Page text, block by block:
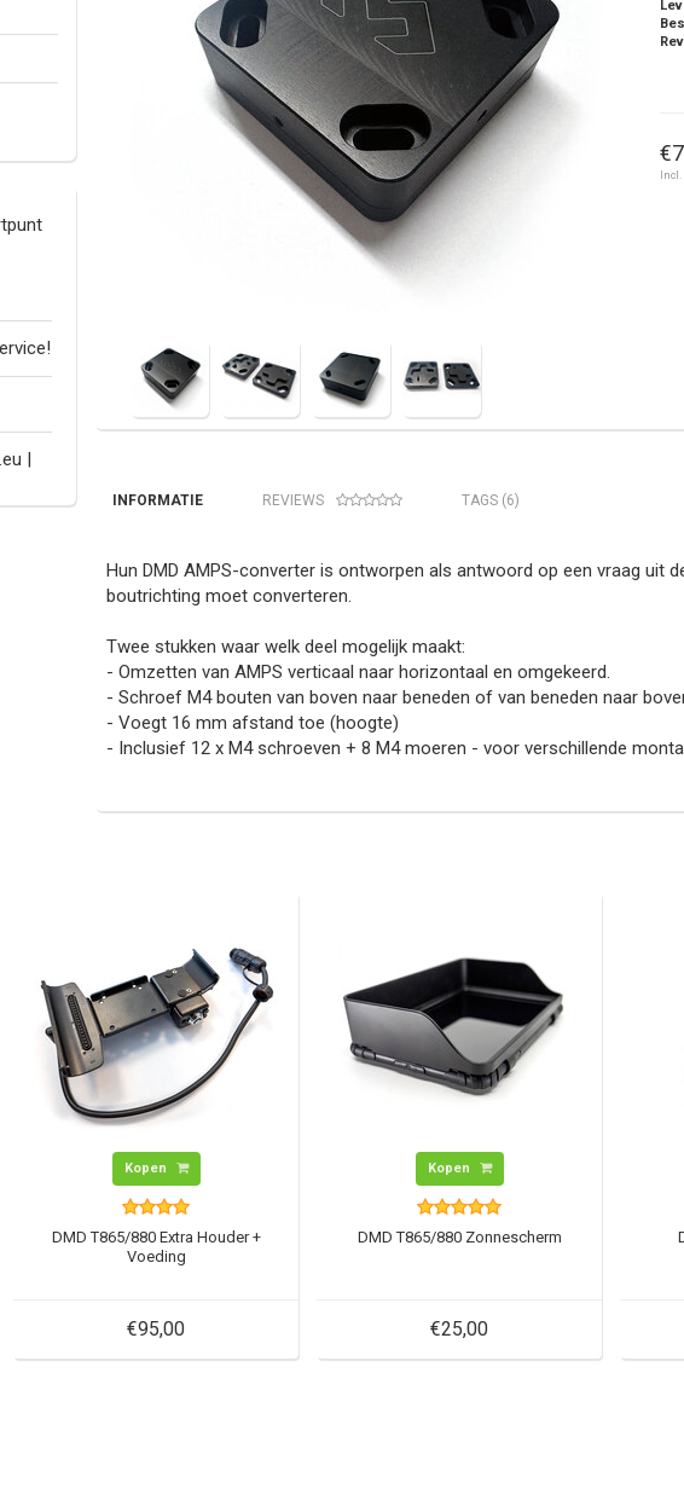
|
INFORMATIE REVIEWS TAGS (6)
Hun DMD AMPS-converter is ontworpen als antwoord op een vraag uit
boutrichting moet converteren.
Twee stukken waar welk deel mogelijk maakt:
- Omzetten van AMPS verticaal naar horizontaal en omgekeerd.
- Schroef M4 bouten van boven naar beneden of van beneden naar
- Voegt 16 mm afstand toe (hoogte)
- Inclusief 12 x M4 schroeven + 8 M4 moeren - voor verschillende
Kopen
DMD T865/880 Extra Houder +
Voeding
€95,00
Kopen
DMD T865/880 Zonnescherm
€25,00